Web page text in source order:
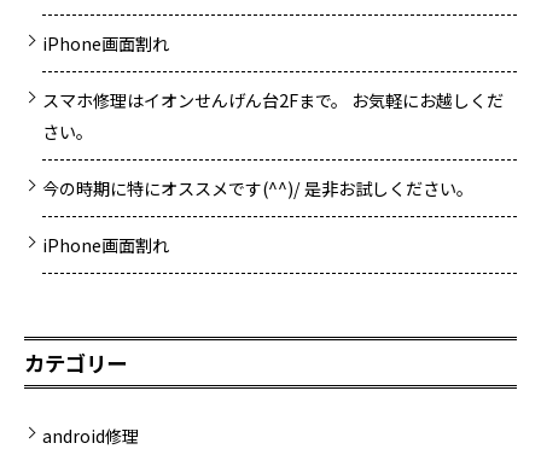
iPhone画面割れ
スマホ修理はイオンせんげん台2Fまで。 お気軽にお越しくだ
さい。
今の時期に特にオススメです(^^)/ 是非お試しください。
iPhone画面割れ
カテゴリー
android修理